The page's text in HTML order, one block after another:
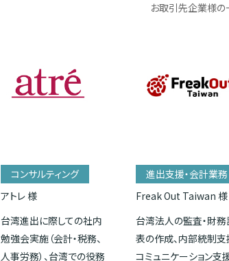
お取引先企業様の
コンサルティング
アトレ 様
台湾進出に際しての社内
勉強会実施（会計・税務、
人事労務）、台湾での役務
進出支援・会計業務
Freak Out Taiwan 様
台湾法人の監査・財務
表の作成、内部統制支
コミュニケーション支